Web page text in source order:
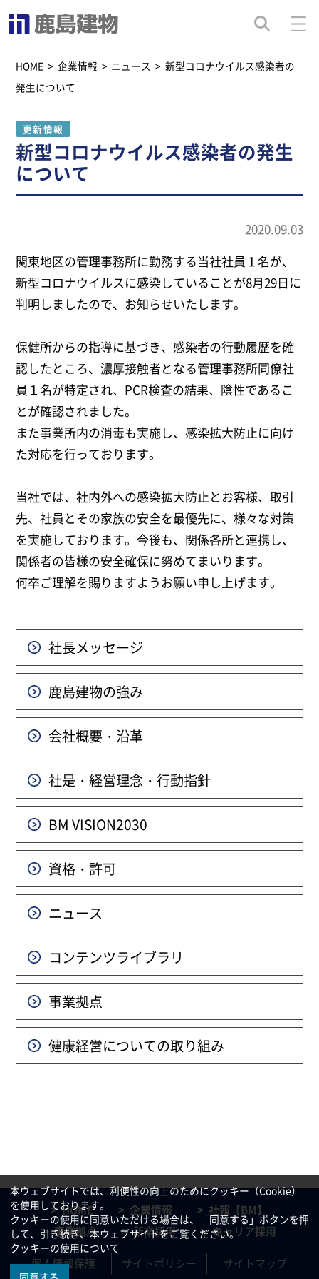
HOME > 企業情報 > ニュース > 新型コロナウイルス感染者の
発生について
更新情報
新型コロナウイルス感染者の発生
について
2020.09.03
関東地区の管理事務所に勤務する当社社員１名が、
新型コロナウイルスに感染していることが8月29日に
判明しましたので、お知らせいたします。
保健所からの指導に基づき、感染者の行動履歴を確
認したところ、濃厚接触者となる管理事務所同僚社
員１名が特定され、PCR検査の結果、陰性であるこ
とが確認されました。
また事業所内の消毒も実施し、感染拡大防止に向け
た対応を行っております。
当社では、社内外への感染拡大防止とお客様、取引
先、社員とその家族の安全を最優先に、様々な対策
を実施しております。今後も、関係各所と連携し、
関係者の皆様の安全確保に努めてまいります。
何卒ご理解を賜りますようお願い申し上げます。
社長メッセージ
鹿島建物の強み
会社概要・沿革
社是・経営理念・行動指針
BM VISION2030
資格・許可
ニュース
コンテンツライブラリ
事業拠点
健康経営についての取り組み
HOME 企業情報
社報【BM】
事業拠点
新卒採用 キャリア採用
個人情報保護 サイトポリシー サイトマップ
本ウェブサイトでは、利便性の向上のためにクッキー（Cookie）
を使用しております。
クッキーの使用に同意いただける場合は、「同意する」ボタンを押
して、引き続き、本ウェブサイトをご覧ください。
クッキーの使用について